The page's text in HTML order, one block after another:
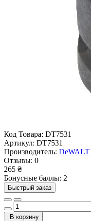
Код Товара: DT7531
Артикул: DT7531
Производитель: DeWALT
Отзывы: 0
265 ₴
Бонусные баллы: 2
Быстрый заказ
В корзину